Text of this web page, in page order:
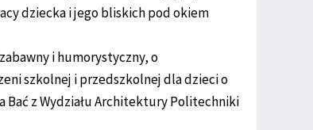
dziecka i jego bliskich pod okiem
i humorystyczny, o
szkolnej i przedszkolnej dla dzieci o
Bać z Wydziału Architektury Politechniki